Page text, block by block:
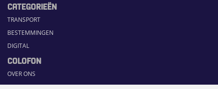
CATEGORIEËN
TRANSPORT
BESTEMMINGEN
DIGITAL
COLOFON
OVER ONS
COMMUNICATION PLATFORM